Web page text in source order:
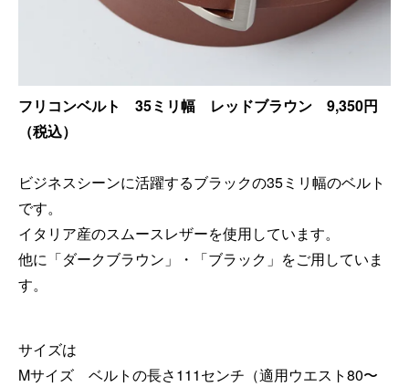
フリコンベルト 35ミリ幅 レッドブラウン 9,350円
（税込）
ビジネスシーンに活躍するブラックの35ミリ幅のベルト
です。
イタリア産のスムースレザーを使用しています。
他に「ダークブラウン」・「ブラック」をご用していま
す。
サイズは
Mサイズ ベルトの長さ111センチ（適用ウエスト80〜